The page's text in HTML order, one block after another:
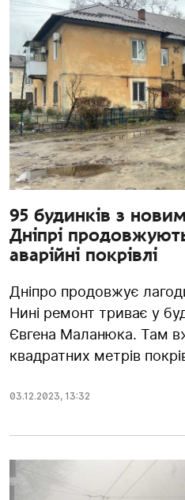
95 будинків з
Дніпрі
аварійні покрівлі
Дніпро продовжує
Нині ремонт триває у
Євгена Маланюка. Там
квадратних метрів
03.12.2023, 13:32